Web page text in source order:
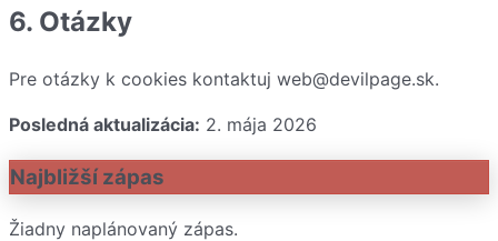
6. Otázky
Pre otázky k cookies kontaktuj web@devilpage.sk.
Posledná aktualizácia: 2. mája 2026
Najbližší zápas
Žiadny naplánovaný zápas.